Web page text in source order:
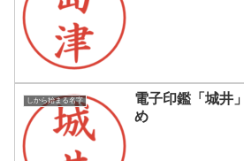
しから始まる名字
電子印鑑「城井
め